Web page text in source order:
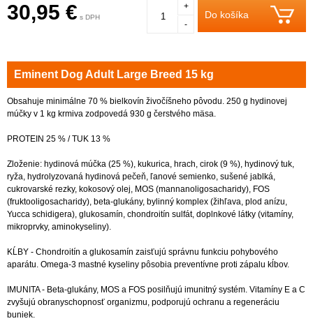
30,95 € s DPH Do košíka
+
-
Eminent Dog Adult Large Breed 15 kg
Obsahuje minimálne 70 % bielkovín živočíšneho pôvodu. 250 g hydinovej
múčky v 1 kg krmiva zodpovedá 930 g čerstvého mäsa.
PROTEIN 25 % / TUK 13 %
Zloženie: hydinová múčka (25 %), kukurica, hrach, cirok (9 %), hydinový tuk,
ryža, hydrolyzovaná hydinová pečeň, ľanové semienko, sušené jablká,
cukrovarské rezky, kokosový olej, MOS (mannanoligosacharidy), FOS
(fruktooligosacharidy), beta-glukány, bylinný komplex (žihľava, plod anízu,
Yucca schidigera), glukosamín, chondroitín sulfát, doplnkové látky (vitamíny,
mikroprvky, aminokyseliny).
KĹBY - Chondroitín a glukosamín zaisťujú správnu funkciu pohybového
aparátu. Omega-3 mastné kyseliny pôsobia preventívne proti zápalu kĺbov.
IMUNITA - Beta-glukány, MOS a FOS posilňujú imunitný systém. Vitamíny E a C
zvyšujú obranyschopnosť organizmu, podporujú ochranu a regeneráciu
buniek.